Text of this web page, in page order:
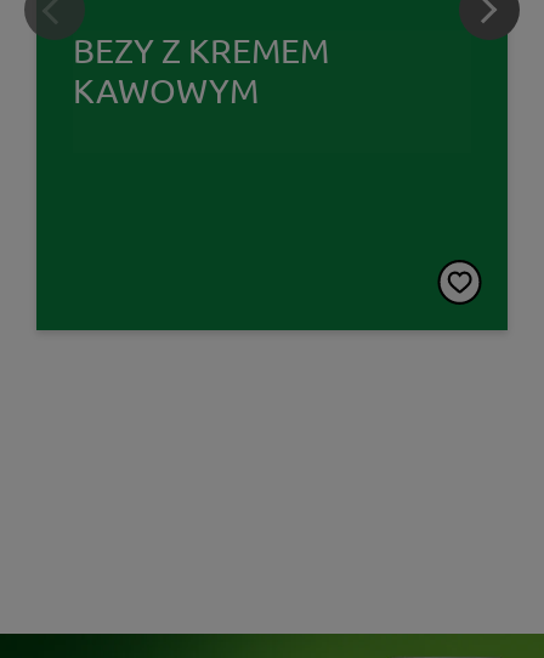
BEZY Z KREMEM
KAWOWYM